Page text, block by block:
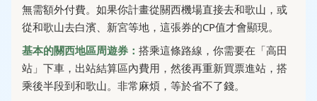
無需額外付費。如果你計畫從關西機場直接去和歌山，或
從和歌山去白濱、新宮等地，這張券的CP值才會顯現。
基本的關西地區周遊券： 搭乘這條路線，你需要在「高田
站」下車，出站結算區內費用，然後再重新買票進站，搭
乘後半段到和歌山。非常麻煩，等於省不了錢。